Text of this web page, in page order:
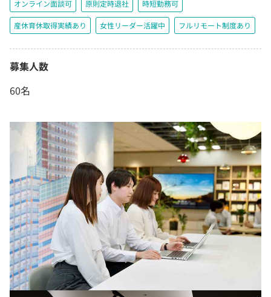
オンライン面談可 原則定時退社 時短勤務可
産休育休取得実績あり 女性リーダー活躍中 フルリモート制度あり
募集人数
60名